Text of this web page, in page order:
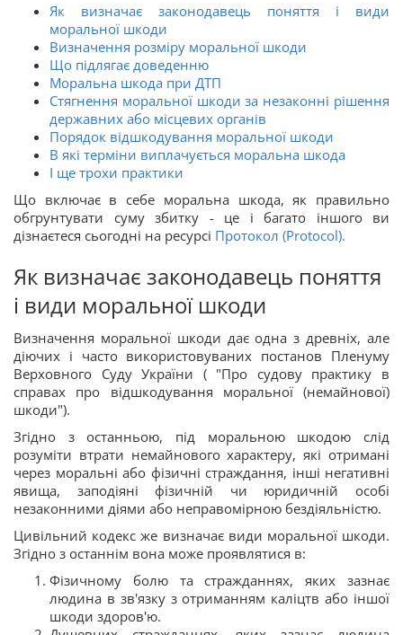
Як визначає законодавець поняття і види
моральної шкоди
Визначення розміру моральної шкоди
Що підлягає доведенню
Моральна шкода при ДТП
Стягнення моральної шкоди за незаконні рішення
державних або місцевих органів
Порядок відшкодування моральної шкоди
В які терміни виплачується моральна шкода
І ще трохи практики
Що включає в себе моральна шкода, як правильно
обгрунтувати суму збитку - це і багато іншого ви
дізнаєтеся сьогодні на ресурсі Протокол (Protocol).
Як визначає законодавець поняття
і види моральної шкоди
Визначення моральної шкоди дає одна з древніх, але
діючих і часто використовуваних постанов Пленуму
Верховного Суду України ( "Про судову практику в
справах про відшкодування моральної (немайнової)
шкоди").
Згідно з останньою, під моральною шкодою слід
розуміти втрати немайнового характеру, які отримані
через моральні або фізичні страждання, інші негативні
явища, заподіяні фізичній чи юридичній особі
незаконними діями або неправомірною бездіяльністю.
Цивільний кодекс же визначає види моральної шкоди.
Згідно з останнім вона може проявлятися в:
Фізичному болю та стражданнях, яких зазнає
людина в зв'язку з отриманням каліцтв або іншої
шкоди здоров'ю.